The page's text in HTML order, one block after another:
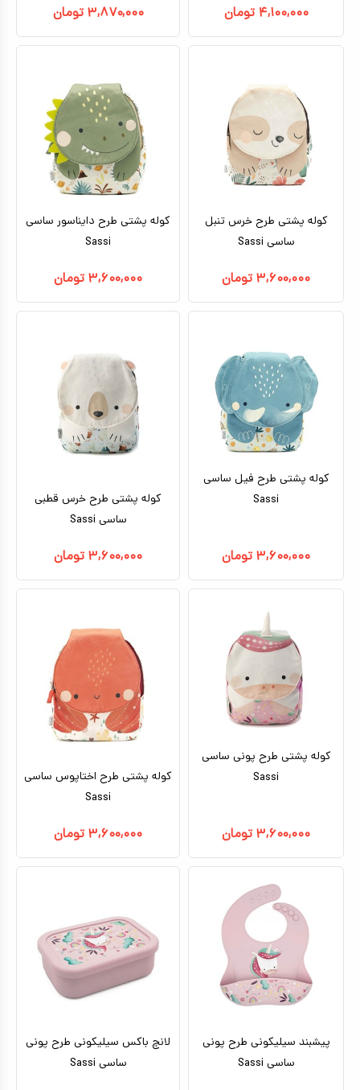
۴,۱۰۰,۰۰۰ تومان ۳,۸۷۰,۰۰۰ تومان
کوله پشتی طرح خرس تنبل
ساسی Sassi
۳,۶۰۰,۰۰۰ تومان
کوله پشتی طرح دایناسور ساسی
Sassi
۳,۶۰۰,۰۰۰ تومان
کوله پشتی طرح فیل ساسی
Sassi
۳,۶۰۰,۰۰۰ تومان
کوله پشتی طرح خرس قطبی
ساسی Sassi
۳,۶۰۰,۰۰۰ تومان
کوله پشتی طرح پونی ساسی
Sassi
۳,۶۰۰,۰۰۰ تومان
کوله پشتی طرح اختاپوس ساسی
Sassi
۳,۶۰۰,۰۰۰ تومان
پیشبند سیلیکونی طرح پونی
ساسی Sassi
لانچ باکس سیلیکونی طرح پونی
ساسی Sassi